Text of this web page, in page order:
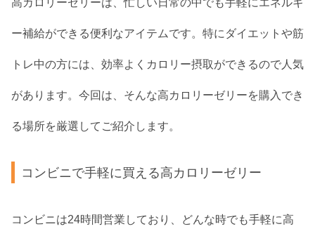
ー補給ができる便利なアイテムです。特にダイエットや筋
トレ中の方には、効率よくカロリー摂取ができるので人気
があります。今回は、そんな高カロリーゼリーを購入でき
る場所を厳選してご紹介します。
コンビニで手軽に買える高カロリーゼリー
コンビニは24時間営業しており、どんな時でも手軽に高